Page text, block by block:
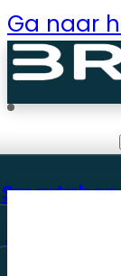
Ga naar
Apple